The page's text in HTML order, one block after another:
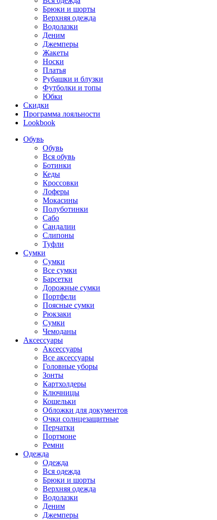
Брюки и шорты
Верхняя одежда
Водолазки
Деним
Джемперы
Жакеты
Носки
Платья
Рубашки и блузки
Футболки и топы
Юбки
Скидки
Программа лояльности
Lookbook
Обувь
Обувь
Вся обувь
Ботинки
Кеды
Кроссовки
Лоферы
Мокасины
Полуботинки
Сабо
Сандалии
Слипоны
Туфли
Сумки
Сумки
Все сумки
Барсетки
Дорожные сумки
Портфели
Поясные сумки
Рюкзаки
Сумки
Чемоданы
Аксессуары
Аксессуары
Все аксессуары
Головные уборы
Зонты
Картхолдеры
Ключницы
Кошельки
Обложки для документов
Очки солнцезащитные
Перчатки
Портмоне
Ремни
Одежда
Одежда
Вся одежда
Брюки и шорты
Верхняя одежда
Водолазки
Деним
Джемперы